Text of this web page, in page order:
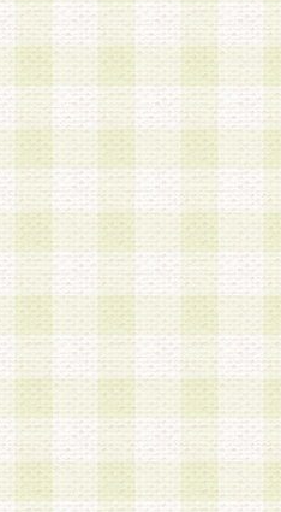
情報に含まれる氏名・住所
識別できる情報を当社が別
づき適切に取り扱うものとし
下の各号に定める目的に利
以外の目的で個人情報を利
たうえで利用するものとし
たは運営
礼、景品、調査サンプル品
ール等の問い合わせなどへ
する業務
識別することのできる情報
なく第三者に開示すること
ついて第三者に開示または
同意を得るものとします。
ず、当社は、以下の目的に